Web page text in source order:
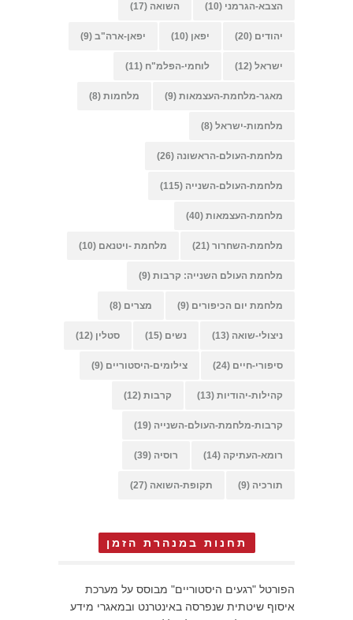
הצבא-הגרמני (10) השואה (17)
יהודים (20) יפאן (10) יפאן-ארה"ב (9)
ישראל (12) לוחמי-הפלמ"ח (11)
מאגר-מלחמת-העצמאות (9) מלחמות (8)
מלחמות-ישראל (8)
מלחמת-העולם-הראשונה (26)
מלחמת-העולם-השנייה (115)
מלחמת-העצמאות (40)
מלחמת-השחרור (21) מלחמת -ויטנאם (10)
מלחמת העולם השנייה: קרבות (9)
מלחמת יום הכיפורים (9) מצרים (8)
ניצולי-שואה (13) נשים (15) סטלין (12)
סיפורי-חיים (24) צילומים-היסטוריים (9)
קהילות-יהודיות (13) קרבות (12)
קרבות-מלחמת-העולם-השנייה (19)
רומא-העתיקה (14) רוסיה (39)
תורכיה (9) תקופת-השואה (27)
תחנות במנהרת הזמן
הפורטל "רגעים היסטוריים" מבוסס על מערכת
איסוף שיטתית שנפרסה באינטרנט ובמאגרי מידע